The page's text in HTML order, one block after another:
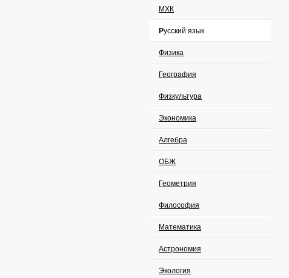
МХК
Русский язык
Физика
География
Физкультура
Экономика
Алгебра
ОБЖ
Геометрия
Философия
Математика
Астрономия
Экология